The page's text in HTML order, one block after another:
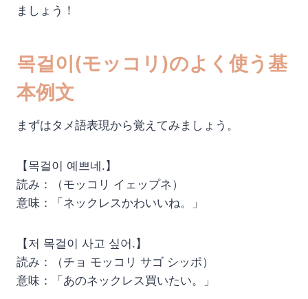
ましょう！
목걸이(モッコリ)のよく使う基
本例文
まずはタメ語表現から覚えてみましょう。
【목걸이 예쁘네.】
読み：（モッコリ イェップネ）
意味：「ネックレスかわいいね。」
【저 목걸이 사고 싶어.】
読み：（チョ モッコリ サゴ シッポ）
意味：「あのネックレス買いたい。」